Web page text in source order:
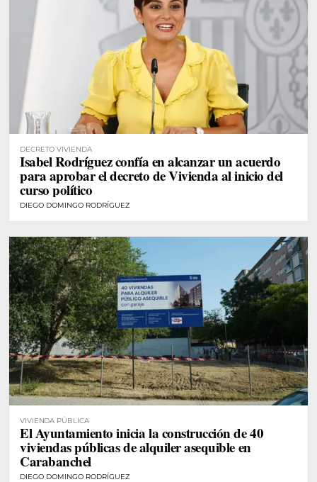
DECRETO VIVIENDA
Isabel Rodríguez confía en alcanzar un acuerdo
para aprobar el decreto de Vivienda al inicio del
curso político
DIEGO DOMINGO RODRÍGUEZ
VIVIENDA PÚBLICA
El Ayuntamiento inicia la construcción de 40
viviendas públicas de alquiler asequible en
Carabanchel
DIEGO DOMINGO RODRÍGUEZ